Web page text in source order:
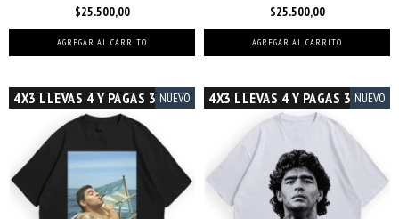
$25.500,00
AGREGAR AL CARRITO
$25.500,00
AGREGAR AL CARRITO
4X3 LLEVAS 4 Y PAGAS 3 NUEVO 4X3 LLEVAS 4 Y PAGAS 3 NUEVO